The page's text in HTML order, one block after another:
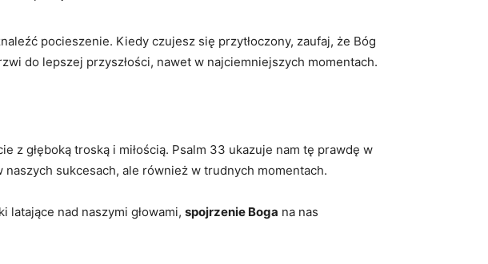
pocieszenie. Kiedy czujesz się przytłoczony, zaufaj, że Bóg
do lepszej przyszłości, nawet w najciemniejszych momentach.
z głęboką troską i miłością. Psalm 33 ukazuje nam tę prawdę w
sukcesach, ale również w trudnych momentach.
latające nad naszymi głowami, spojrzenie Boga na nas